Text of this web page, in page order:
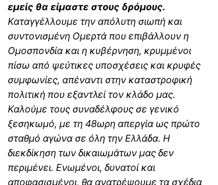
εμείς θα είμαστε στους δρόμους.
Καταγγέλλουμε την απόλυτη σιωπή και
συντονισμένη Ομερτά που επιβάλλουν η
Ομοσπονδία και η κυβέρνηση, κρυμμένοι
πίσω από ψεύτικες υποσχέσεις και κρυφές
συμφωνίες, απέναντι στην καταστροφική
πολιτική που εξαντλεί τον κλάδο μας.
Καλούμε τους συναδέλφους σε γενικό
ξεσηκωμό, με τη 48ωρη απεργία ως πρώτο
σταθμό αγώνα σε όλη την Ελλάδα. Η
διεκδίκηση των δικαιωμάτων μας δεν
περιμένει. Ενωμένοι, δυνατοί και
αποφασισμένοι, θα ανατρέψουμε τα σχέδια